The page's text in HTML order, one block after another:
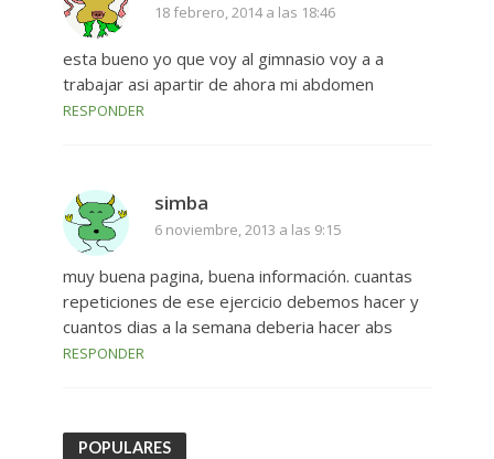
18 febrero, 2014 a las 18:46
esta bueno yo que voy al gimnasio voy a a
trabajar asi apartir de ahora mi abdomen
RESPONDER
simba
6 noviembre, 2013 a las 9:15
muy buena pagina, buena información. cuantas
repeticiones de ese ejercicio debemos hacer y
cuantos dias a la semana deberia hacer abs
RESPONDER
POPULARES